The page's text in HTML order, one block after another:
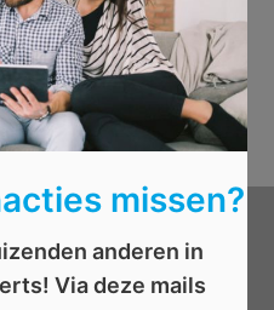
missen?
anderen in
Via deze mails